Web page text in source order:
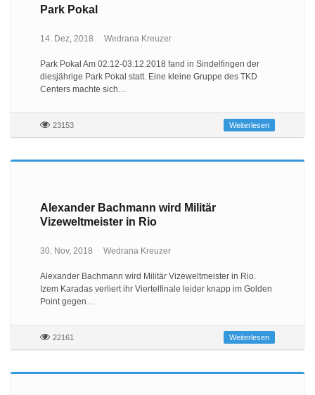
Park Pokal
14. Dez, 2018 Wedrana Kreuzer
Park Pokal Am 02.12-03.12.2018 fand in Sindelfingen der
diesjährige Park Pokal statt. Eine kleine Gruppe des TKD
Centers machte sich…
23153 Weiterlesen
Alexander Bachmann wird Militär
Vizeweltmeister in Rio
30. Nov, 2018 Wedrana Kreuzer
Alexander Bachmann wird Militär Vizeweltmeister in Rio.
Izem Karadas verliert ihr Viertelfinale leider knapp im Golden
Point gegen…
22161 Weiterlesen